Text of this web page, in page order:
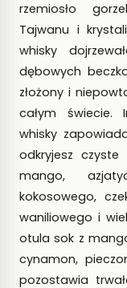
rzemiosło
Tajwanu i
whisky
dębowych
złożony i
całym świecie.
whisky
odkryjesz
mango,
kokosowego,
waniliowego i
otula sok z
cynamon,
pozostawia